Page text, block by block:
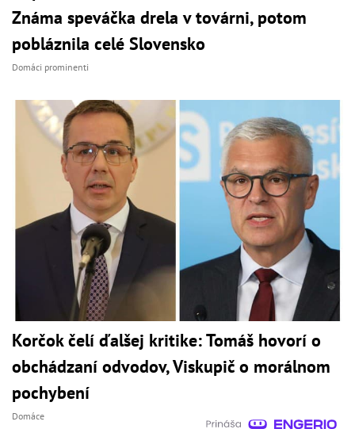
Známa speváčka drela v továrni, potom
pobláznila celé Slovensko
Domáci prominenti
Korčok čelí ďalšej kritike: Tomáš hovorí o
obchádzaní odvodov, Viskupič o morálnom
pochybení
Domáce